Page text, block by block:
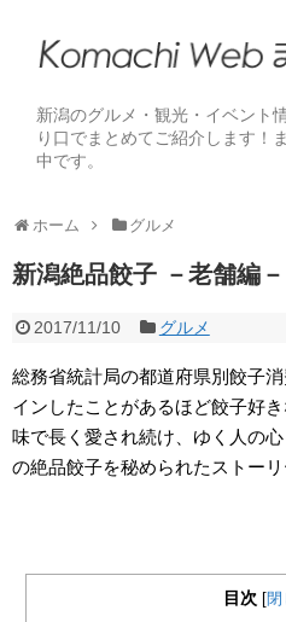
新潟のグルメ・観光・イベント
り口でまとめてご紹介します！
中です。
ホーム グルメ
新潟絶品餃子 －老舗編－
2017/11/10 グルメ
総務省統計局の都道府県別餃子
インしたことがあるほど餃子好
味で長く愛され続け、ゆく人の
の絶品餃子を秘められたストー
目次 [閉